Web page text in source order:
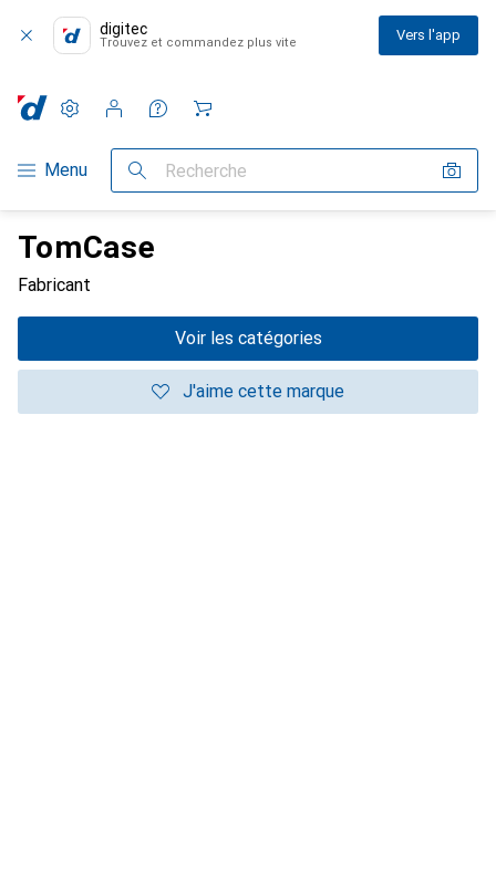
digitec
Trouvez et commandez plus vite Vers l'app
Navigation par catégorie
Menu Recherche
Paramètres
Compte client
Listes de comparaison
Listes d'envies
Panier
TomCase
Fabricant
Voir les catégories
J'aime cette marque